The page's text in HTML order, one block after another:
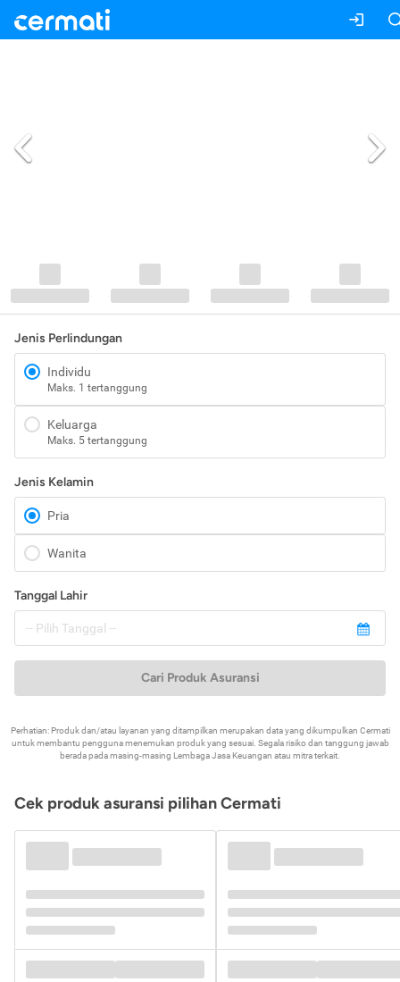
Jenis Perlindungan
Individu
Maks. 1 tertanggung
Keluarga
Maks. 5 tertanggung
Jenis Kelamin
Pria
Wanita
Tanggal Lahir
Cari Produk Asuransi
Perhatian: Produk dan/atau layanan yang ditampilkan merupakan data yang dikumpulkan Cermati
untuk membantu pengguna menemukan produk yang sesuai. Segala risiko dan tanggung jawab
berada pada masing-masing Lembaga Jasa Keuangan atau mitra terkait.
Cek produk asuransi pilihan Cermati